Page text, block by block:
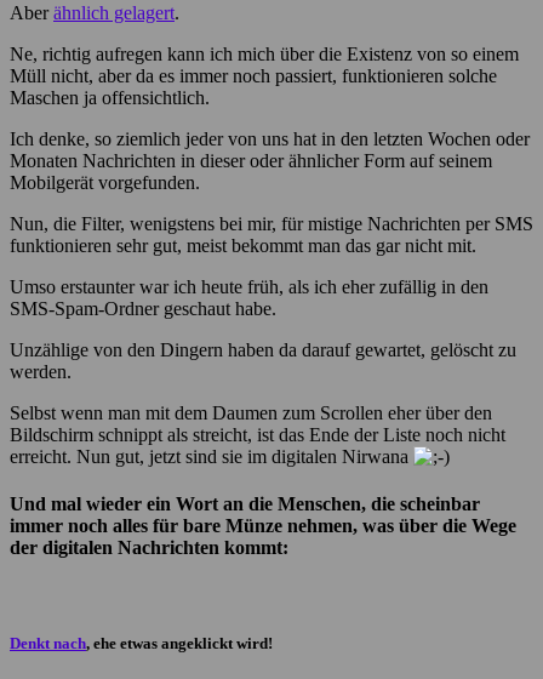
Aberähnlich gelagert.
Ne, richtig aufregen kann ich mich über die Existenz von so einem
Müll nicht, aber da es immer noch passiert, funktionieren solche
Maschen ja offensichtlich.
Ich denke, so ziemlich jeder von uns hat in den letzten Wochen oder
Monaten Nachrichten in dieser oder ähnlicher Form auf seinem
Mobilgerät vorgefunden.
Nun, die Filter, wenigstens bei mir, für mistige Nachrichten per SMS
funktionieren sehr gut, meist bekommt man das gar nicht mit.
Umso erstaunter war ich heute früh, als ich eher zufällig in den
SMS-Spam-Ordner geschaut habe.
Unzählige von den Dingern haben da darauf gewartet, gelöscht zu
werden.
Selbst wenn man mit dem Daumen zum Scrollen eher über den
Bildschirm schnippt als streicht, ist das Ende der Liste noch nicht
erreicht. Nun gut, jetzt sind sie im digitalen Nirwana
Und mal wieder ein Wort an die Menschen, die scheinbar
immer noch alles für bare Münze nehmen, was über die Wege
der digitalen Nachrichten kommt:
Denkt nach, ehe etwas angeklickt wird!